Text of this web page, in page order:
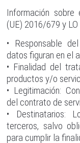
Información
(UE) 2016/679 y
• Responsable
datos figuran en el
• Finalidad del
productos y/o
• Legitimación:
del contrato de
• Destinatarios:
terceros, salvo
para cumplir la